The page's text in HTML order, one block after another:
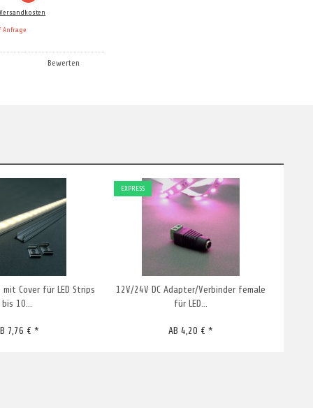
Anfrage
Bewerten
mit Cover für LED Strips
bis 10...
7,76 € *
EXPRESS
12V/24V DC Adapter/Verbinder female
für LED...
AB 4,20 € *